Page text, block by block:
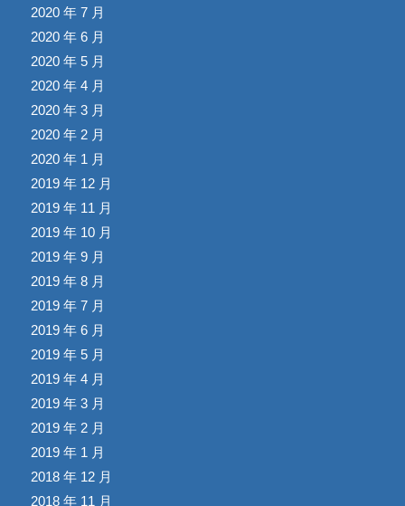
2020 年 7 月
2020 年 6 月
2020 年 5 月
2020 年 4 月
2020 年 3 月
2020 年 2 月
2020 年 1 月
2019 年 12 月
2019 年 11 月
2019 年 10 月
2019 年 9 月
2019 年 8 月
2019 年 7 月
2019 年 6 月
2019 年 5 月
2019 年 4 月
2019 年 3 月
2019 年 2 月
2019 年 1 月
2018 年 12 月
2018 年 11 月